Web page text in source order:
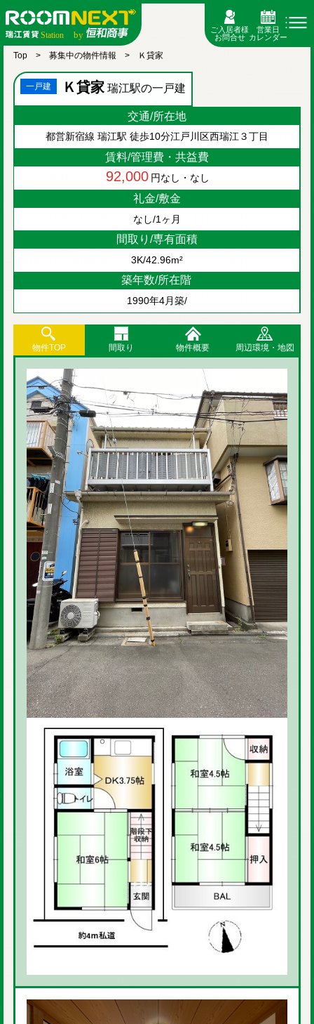
ご入居者様
お問合せ
営業日
カレンダー
Top 募集中の物件情報 Ｋ貸家
一戸建 Ｋ貸家 瑞江駅の一戸建
交通/所在地
都営新宿線 瑞江駅 徒歩10分江戸川区西瑞江３丁目
賃料/管理費・共益費
92,000 円なし・なし
礼金/敷金
なし/1ヶ月
間取り/専有面積
3K/42.96m²
築年数/所在階
1990年4月築/
物件TOP 間取り 物件概要 周辺環境・地図